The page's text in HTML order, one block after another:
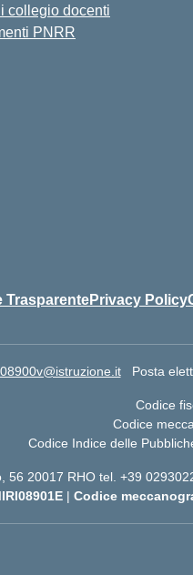
collegio docenti
PNRR
TrasparentePrivacy Policy
Posta
Codice
Codice
Codice Indice delle
56 20017 RHO tel. +39
| Codice